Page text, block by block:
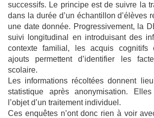
successifs. Le principe est de suivre la
dans la durée d’un échantillon d’élèves
une date donnée. Progressivement, la
suivi longitudinal en introduisant des
contexte familial, les acquis cognitifs
ajouts permettent d’identifier les
scolaire.
Les informations récoltées donnent
statistique après anonymisation.
l’objet d’un traitement individuel.
Ces enquêtes n’ont donc rien à voir